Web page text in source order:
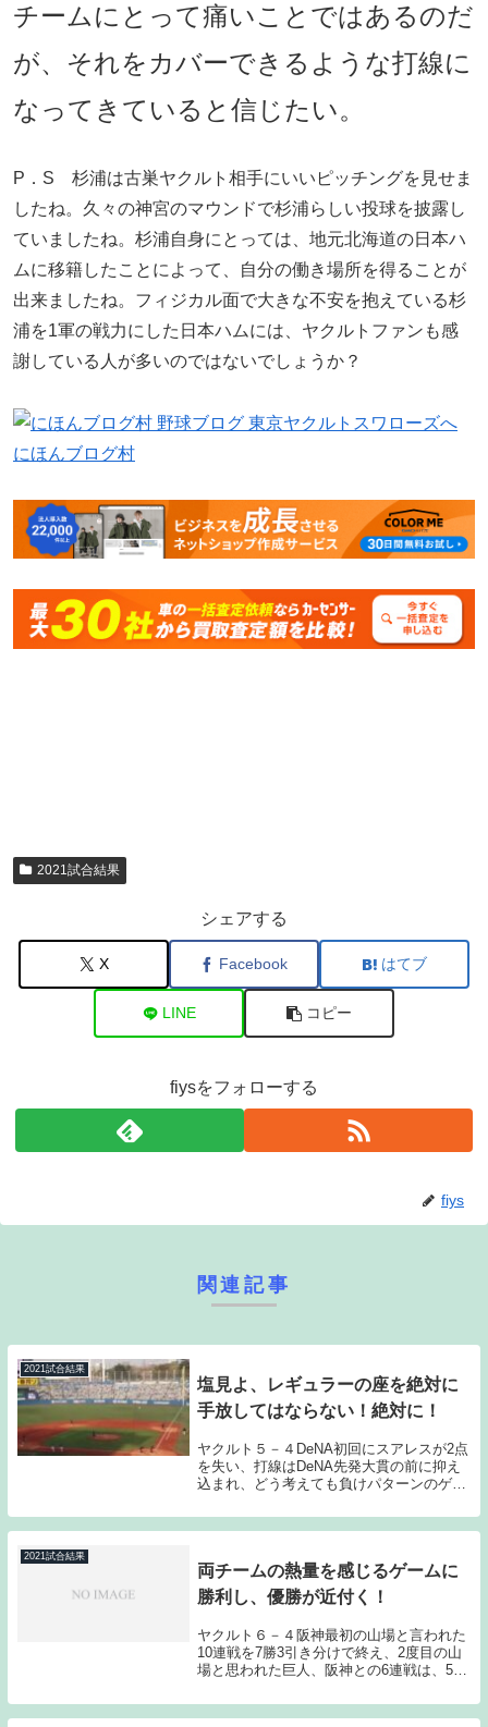
チームにとって痛いことではあるのだ
が、それをカバーできるような打線に
なってきていると信じたい。
P．S 杉浦は古巣ヤクルト相手にいいピッチングを見せま
したね。久々の神宮のマウンドで杉浦らしい投球を披露し
ていましたね。杉浦自身にとっては、地元北海道の日本ハ
ムに移籍したことによって、自分の働き場所を得ることが
出来ましたね。フィジカル面で大きな不安を抱えている杉
浦を1軍の戦力にした日本ハムには、ヤクルトファンも感
謝している人が多いのではないでしょうか？
にほんブログ村
2021試合結果
シェアする
X Facebook はてブ
LINE コピー
fiysをフォローする
fiys
関連記事
2021試合結果
塩見よ、レギュラーの座を絶対に
手放してはならない！絶対に！
ヤクルト５－４DeNA初回にスアレスが2点
を失い、打線はDeNA先発大貫の前に抑え
込まれ、どう考えても負けパターンのゲー
に試合が動き出し、8回に内川のタイムリ
ーで点差を縮めると塩見に同点2点タイム
2021試合結果
両チームの熱量を感じるゲームに
勝利し、優勝が近付く！
ヤクルト６－４阪神最初の山場と言われた
10連戦を7勝3引き分けで終え、2度目の山
場と思われた巨人、阪神との6連戦は、5勝
ルトを叩こうと意気込んできた巨人、阪神
相手に5勝1敗という数字を残せたことは、